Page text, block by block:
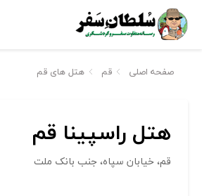
صفحه اصلی قم هتل های قم
هتل راسپینا قم
قم، خیابان سپاه، جنب بانک ملت